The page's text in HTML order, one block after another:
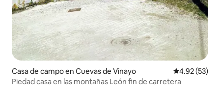
Casa de campo en Cuevas de Vinayo Calificación
4.92 (53)
Piedad casa en las montañas León fin de carretera